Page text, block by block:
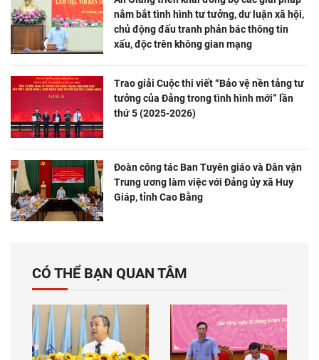
nắm bắt tình hình tư tưởng, dư luận xã hội,
chủ động đấu tranh phản bác thông tin
xấu, độc trên không gian mạng
Trao giải Cuộc thi viết “Bảo vệ nền tảng tư
tưởng của Đảng trong tình hình mới” lần
thứ 5 (2025-2026)
Đoàn công tác Ban Tuyên giáo và Dân vận
Trung ương làm việc với Đảng ủy xã Huy
Giáp, tỉnh Cao Bằng
CÓ THỂ BẠN QUAN TÂM